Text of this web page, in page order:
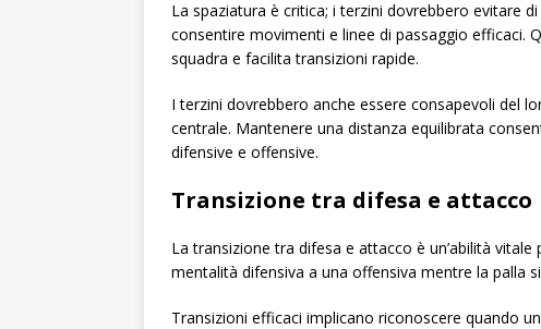
La spaziatura è critica; i terzini dovrebbero evitare
consentire movimenti e linee di passaggio efficaci.
squadra e facilita transizioni rapide.
I terzini dovrebbero anche essere consapevoli del
centrale. Mantenere una distanza equilibrata
difensive e offensive.
Transizione tra difesa e attacco
La transizione tra difesa e attacco è un’abilità
mentalità difensiva a una offensiva mentre la palla
Transizioni efficaci implicano riconoscere quando